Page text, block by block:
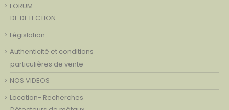
FORUM
DE DETECTION
Législation
Authenticité et conditions
particulières de vente
NOS VIDEOS
Location- Recherches